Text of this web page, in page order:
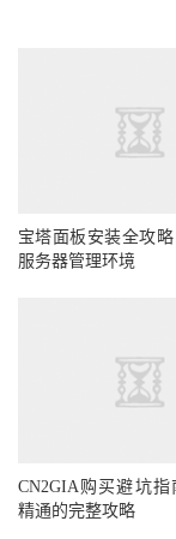
宝塔面板安装全攻
服务器管理环境
CN2GIA购买避坑指
精通的完整攻略